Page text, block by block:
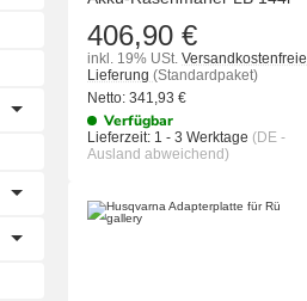
406,90 €
inkl. 19% USt. Versandkostenfreie
Lieferung (Standardpaket)
Netto: 341,93 €
Verfügbar
Lieferzeit: 1 - 3 Werktage (DE -
Ausland abweichend)